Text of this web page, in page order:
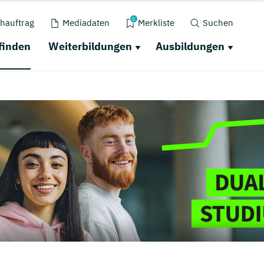
Mediadaten 0 Merkliste Suchen
Weiterbildungen Ausbildungen